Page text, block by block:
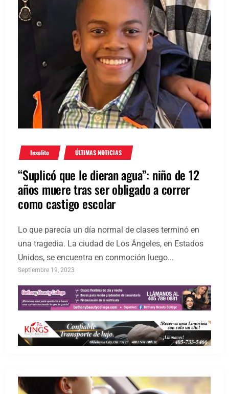
Insolito ÚLTIMAS NOTICIAS
“Suplicó que le dieran agua”: niño de 12
años muere tras ser obligado a correr
como castigo escolar
Lo que parecía un día normal de clases terminó en
una tragedia. La ciudad de Los Ángeles, en Estados
Unidos, se encuentra en conmoción luego...
Septiembre 19, 2023